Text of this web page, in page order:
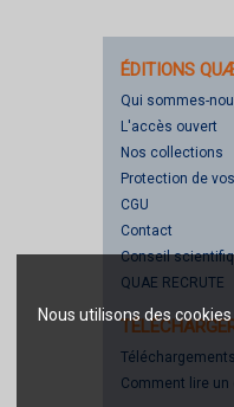
Nous utilisons des
ÉDITIONS
Qui sommes-
L'accès ouvert
Nos collections
Protection de
CGU
Contact
Conseil
QUAE RECRUTE
Téléchargements
Comment lire un